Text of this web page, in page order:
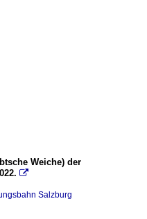
Weiche) der

Salzburg